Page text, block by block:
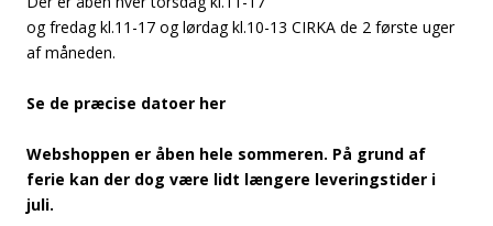
og fredag kl.11-17 og lørdag kl.10-13 CIRKA de 2 første uger
af måneden.
Se de præcise datoer her
Webshoppen er åben hele sommeren. På grund af
ferie kan der dog være lidt længere leveringstider i
juli.